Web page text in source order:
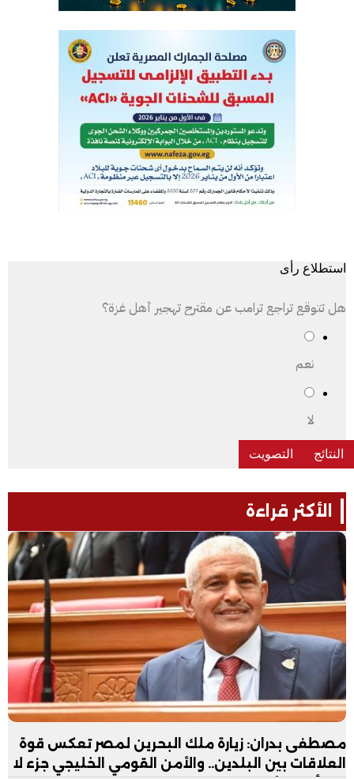
استطلاع رأى
هل تتوقع تراجع ترامب عن مقترح تهجير أهل غزة؟
نعم
لا
الأكثر قراءة
مصطفى بدران: زيارة ملك البحرين لمصر تعكس قوة
العلاقات بين البلدين.. والأمن القومي الخليجي جزء لا